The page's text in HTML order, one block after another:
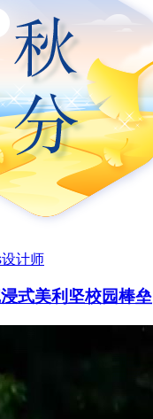
计师
浸式美利坚校园棒垒